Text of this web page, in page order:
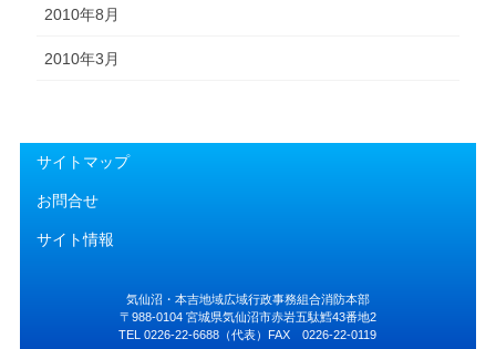
2010年8月
2010年3月
サイトマップ
お問合せ
サイト情報
気仙沼・本吉地域広域行政事務組合消防本部
〒988-0104 宮城県気仙沼市赤岩五駄鱈43番地2
TEL 0226-22-6688（代表）FAX 0226-22-0119